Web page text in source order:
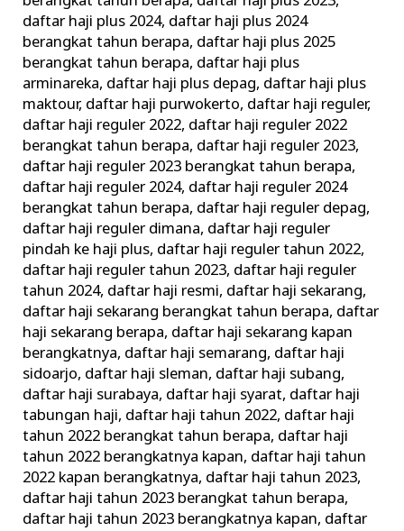
daftar haji plus 2024, daftar haji plus 2024
berangkat tahun berapa, daftar haji plus 2025
berangkat tahun berapa, daftar haji plus
arminareka, daftar haji plus depag, daftar haji plus
maktour, daftar haji purwokerto, daftar haji reguler,
daftar haji reguler 2022, daftar haji reguler 2022
berangkat tahun berapa, daftar haji reguler 2023,
daftar haji reguler 2023 berangkat tahun berapa,
daftar haji reguler 2024, daftar haji reguler 2024
berangkat tahun berapa, daftar haji reguler depag,
daftar haji reguler dimana, daftar haji reguler
pindah ke haji plus, daftar haji reguler tahun 2022,
daftar haji reguler tahun 2023, daftar haji reguler
tahun 2024, daftar haji resmi, daftar haji sekarang,
daftar haji sekarang berangkat tahun berapa, daftar
haji sekarang berapa, daftar haji sekarang kapan
berangkatnya, daftar haji semarang, daftar haji
sidoarjo, daftar haji sleman, daftar haji subang,
daftar haji surabaya, daftar haji syarat, daftar haji
tabungan haji, daftar haji tahun 2022, daftar haji
tahun 2022 berangkat tahun berapa, daftar haji
tahun 2022 berangkatnya kapan, daftar haji tahun
2022 kapan berangkatnya, daftar haji tahun 2023,
daftar haji tahun 2023 berangkat tahun berapa,
daftar haji tahun 2023 berangkatnya kapan, daftar